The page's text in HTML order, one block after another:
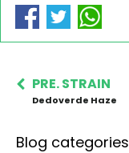
PRE. STRAIN
Dedoverde Haze
Blog categories